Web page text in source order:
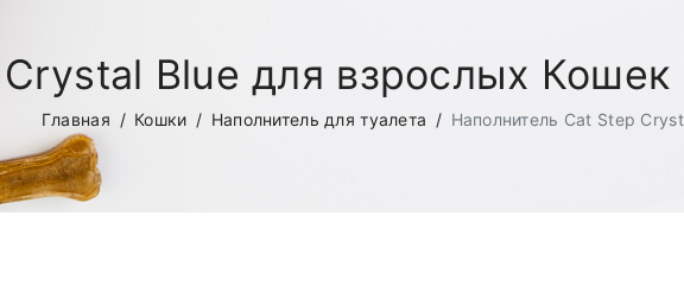
Crystal Blue для взрослых Кошек
Главная Кошки Наполнитель для туалета Наполнитель Cat Step